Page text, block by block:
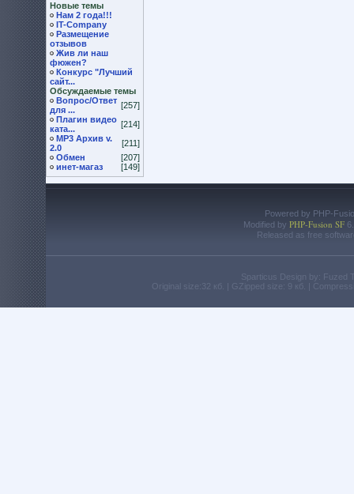
Новые темы
Нам 2 года!!!
IT-Company
Размещение
отзывов
Жив ли наш
фюжен?
Конкурс "Лучший
сайт...
Обсуждаемые темы
Вопрос/Ответ
для ...
[257]
Плагин видео
ката...
[214]
MP3 Архив v.
2.0
[211]
Обмен
[207]
инет-магаз
[149]
Powered by PHP-
Modified by PHP-Fusion SF
Released as free
Sparticus Design by: Fuzed
Original size:32 кб. | GZipped size: 9 кб. |